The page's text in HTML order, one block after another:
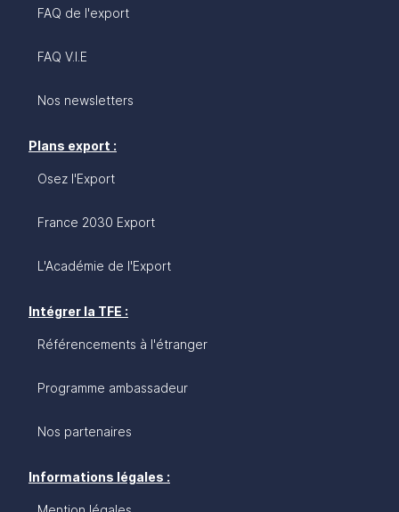
FAQ de l'export
FAQ V.I.E
Nos newsletters
Plans export :
Osez l'Export
France 2030 Export
L'Académie de l'Export
Intégrer la TFE :
Référencements à l'étranger
Programme ambassadeur
Nos partenaires
Informations légales :